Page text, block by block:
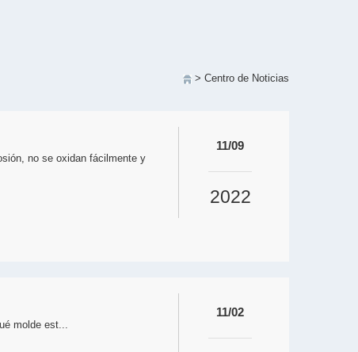
> Centro de Noticias
no se oxidan fácilmente y
11/09
2022
molde est...
11/02